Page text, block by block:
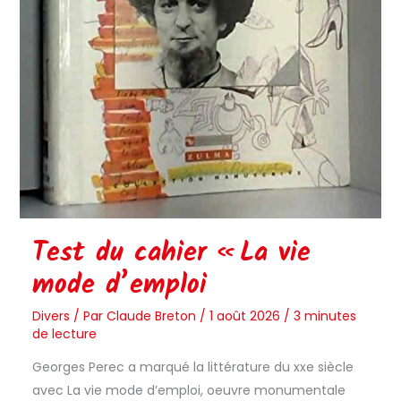
Test du cahier « La vie
mode d’emploi
Divers / Par Claude Breton / 1 août 2026 / 3 minutes
de lecture
Georges Perec a marqué la littérature du xxe siècle
avec La vie mode d’emploi, oeuvre monumentale